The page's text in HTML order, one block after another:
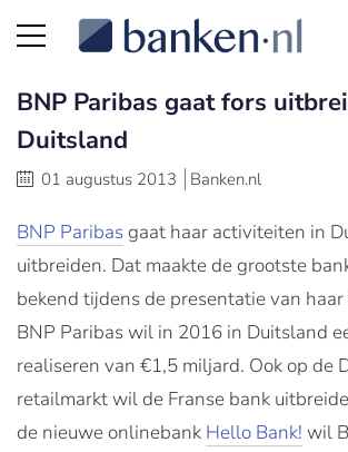
BNP Paribas gaat fors
Duitsland
01 augustus 2013 Banken.nl
BNP Paribasgaat haar activiteiten in
uitbreiden. Dat maakte de grootste
bekend tijdens de presentatie van
BNP Paribas wil in 2016 in Duitsland
realiseren van €1,5 miljard. Ook op de
retailmarkt wil de Franse bank
de nieuwe onlinebank Hello Bank! wil